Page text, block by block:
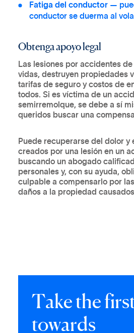
Fatiga del conductor —
conductor se duerma al
Obtenga apoyo legal
Las lesiones por accidentes
vidas, destruyen propiedades
tarifas de seguro y costos de
todos. Si es víctima de un
semirremolque, se debe a sí
queridos buscar una
Puede recuperarse del dolor y
creados por una lesión en un
buscando un abogado
personales y, con su ayuda,
culpable a compensarlo por
daños a la propiedad
Takethefirs
towards